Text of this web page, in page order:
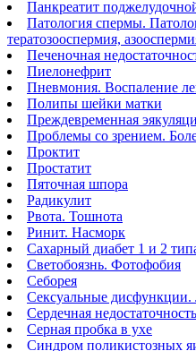
Панкреатит
Патология спермы.
тератозооспермия,
Печеночная
Пиелонефрит
Пневмония. Воспаление
Полипы шейки матки
Преждевременная
Проблемы со зрением.
Проктит
Простатит
Пяточная шпора
Радикулит
Рвота. Тошнота
Ринит. Насморк
Сахарный диабет 1 и 2
Светобоязнь. Фотофобия
Себорея
Сексуальные
Сердечная недостаточность
Серная пробка в ухе
Синдром поликистозных